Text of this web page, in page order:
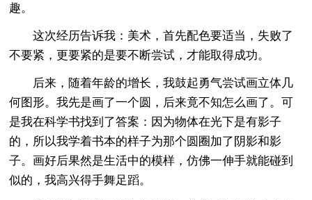
趣。
这次经历告诉我：美术，首先配色要适当，失败了
不要紧，更要紧的是要不断尝试，才能取得成功。
后来，随着年龄的增长，我鼓起勇气尝试画立体几
何图形。我先是画了一个圆，后来竟不知怎么画了。可
是我在科学书找到了答案：因为物体在光下是有影子
的，所以我学着书本的样子为那个圆圈加了阴影和影
子。画好后果然是生活中的模样，仿佛一伸手就能碰到
似的，我高兴得手舞足蹈。